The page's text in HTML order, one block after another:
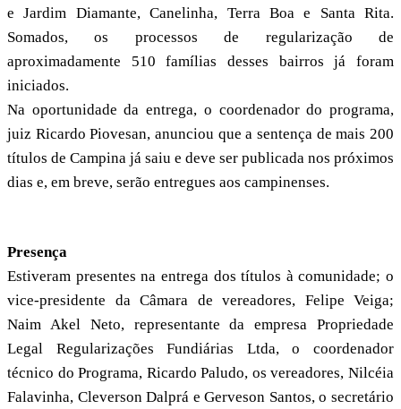
e Jardim Diamante, Canelinha, Terra Boa e Santa Rita.
Somados, os processos de regularização de
aproximadamente 510 famílias desses bairros já foram
iniciados.
Na oportunidade da entrega, o coordenador do programa,
juiz Ricardo Piovesan, anunciou que a sentença de mais 200
títulos de Campina já saiu e deve ser publicada nos próximos
dias e, em breve, serão entregues aos campinenses.
Presença
Estiveram presentes na entrega dos títulos à comunidade; o
vice-presidente da Câmara de vereadores, Felipe Veiga;
Naim Akel Neto, representante da empresa Propriedade
Legal Regularizações Fundiárias Ltda, o coordenador
técnico do Programa, Ricardo Paludo, os vereadores, Nilcéia
Falavinha, Cleverson Dalprá e Gerveson Santos, o secretário